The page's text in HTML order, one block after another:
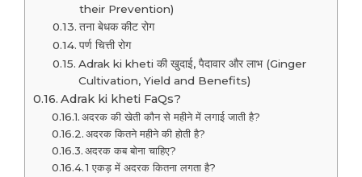
their Prevention)
तना बेधक कीट रोग
पर्ण चित्ती रोग
Adrak ki kheti की खुदाई, पैदावार और लाभ (Ginger
Cultivation, Yield and Benefits)
Adrak ki kheti FaQs?
अदरक की खेती कौन से महीने में लगाई जाती है?
अदरक कितने महीने की होती है?
अदरक कब बोना चाहिए?
1 एकड़ में अदरक कितना लगता है?